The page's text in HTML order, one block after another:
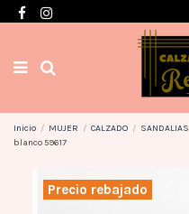
Inicio MUJER CALZADO SANDALIAS
blanco 59617
Precio rebajado